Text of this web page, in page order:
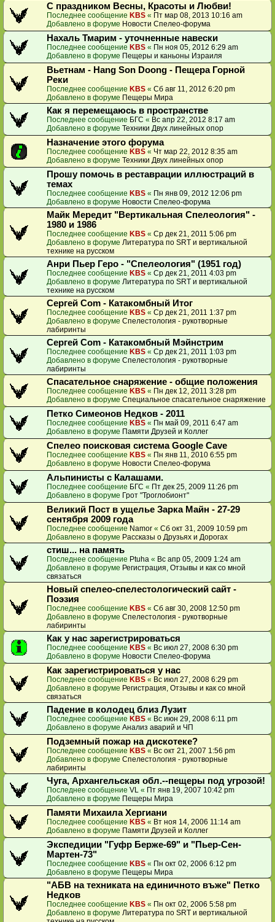
С праздником Весны, Красоты и Любви!
Последнее сообщение KBS « Пт мар 08, 2013 10:16 am
Добавлено в форуме Новости Спелео-форума
Нахаль Тмарим - уточненные навески
Последнее сообщение KBS « Пн ноя 05, 2012 6:29 am
Добавлено в форуме Пещеры и каньоны Израиля
Вьетнам - Hang Son Doong - Пещера Горной
Реки
Последнее сообщение KBS « Сб авг 11, 2012 6:20 pm
Добавлено в форуме Пещеры Мира
Как я перемещаюсь в пространстве
Последнее сообщение БГС « Вс апр 22, 2012 8:17 am
Добавлено в форуме Техники Двух линейных опор
Назначение этого форума
Последнее сообщение KBS « Чт мар 22, 2012 8:35 am
Добавлено в форуме Техники Двух линейных опор
Прошу помочь в реставрации иллюстраций в
темах
Последнее сообщение KBS « Пн янв 09, 2012 12:06 pm
Добавлено в форуме Новости Спелео-форума
Майк Мередит "Вертикальная Спелеология" -
1980 и 1986
Последнее сообщение KBS « Ср дек 21, 2011 5:06 pm
Добавлено в форуме Литература по SRT и вертикальной
технике на русском
Анри Пьер Геро - "Спелеология" (1951 год)
Последнее сообщение KBS « Ср дек 21, 2011 4:03 pm
Добавлено в форуме Литература по SRT и вертикальной
технике на русском
Сергей Com - Катакомбный Итог
Последнее сообщение KBS « Ср дек 21, 2011 1:37 pm
Добавлено в форуме Спелестология - рукотворные
лабиринты
Сергей Com - Катакомбный Мэйнстрим
Последнее сообщение KBS « Ср дек 21, 2011 1:03 pm
Добавлено в форуме Спелестология - рукотворные
лабиринты
Спасательное снаряжение - общие положения
Последнее сообщение KBS « Пн дек 12, 2011 3:28 pm
Добавлено в форуме Специальное спасательное снаряжение
Петко Симеонов Недков - 2011
Последнее сообщение KBS « Пн май 09, 2011 6:47 am
Добавлено в форуме Памяти Друзей и Коллег
Спелео поисковая система Google Cave
Последнее сообщение KBS « Пн янв 11, 2010 6:55 pm
Добавлено в форуме Новости Спелео-форума
Альпинисты с Калашами.
Последнее сообщение БГС « Пт дек 25, 2009 11:26 pm
Добавлено в форуме Грот "Троглобионт"
Великий Пост в ущелье Зарка Майн - 27-29
сентября 2009 года
Последнее сообщение Namor « Сб окт 31, 2009 10:59 pm
Добавлено в форуме Рассказы о Друзьях и Дорогах
стиш... на память
Последнее сообщение Ptuha « Вс апр 05, 2009 1:24 am
Добавлено в форуме Регистрация, Отзывы и как со мной
связаться
Новый спелео-спелестологический сайт -
Поэзия
Последнее сообщение KBS « Сб авг 30, 2008 12:50 pm
Добавлено в форуме Спелестология - рукотворные
лабиринты
Как у нас зарегистрироваться
Последнее сообщение KBS « Вс июл 27, 2008 6:30 pm
Добавлено в форуме Новости Спелео-форума
Как зарегистрироваться у нас
Последнее сообщение KBS « Вс июл 27, 2008 6:29 pm
Добавлено в форуме Регистрация, Отзывы и как со мной
связаться
Падение в колодец близ Лузит
Последнее сообщение KBS « Вс июн 29, 2008 6:11 pm
Добавлено в форуме Анализ аварий и ЧП
Подземный пожар на дискотеке?
Последнее сообщение KBS « Вс окт 21, 2007 1:56 pm
Добавлено в форуме Спелестология - рукотворные
лабиринты
Чуга, Архангельская обл.--пещеры под угрозой!
Последнее сообщение VL « Пт янв 19, 2007 10:42 pm
Добавлено в форуме Пещеры Мира
Памяти Михаила Хергиани
Последнее сообщение KBS « Вт ноя 14, 2006 11:14 am
Добавлено в форуме Памяти Друзей и Коллег
Экспедиции "Гуфр Берже-69" и "Пьер-Сен-
Мартен-73"
Последнее сообщение KBS « Пн окт 02, 2006 6:12 pm
Добавлено в форуме Пещеры Мира
"АБВ на техниката на единичното въже" Петко
Недков
Последнее сообщение KBS « Пн окт 02, 2006 5:58 pm
Добавлено в форуме Литература по SRT и вертикальной